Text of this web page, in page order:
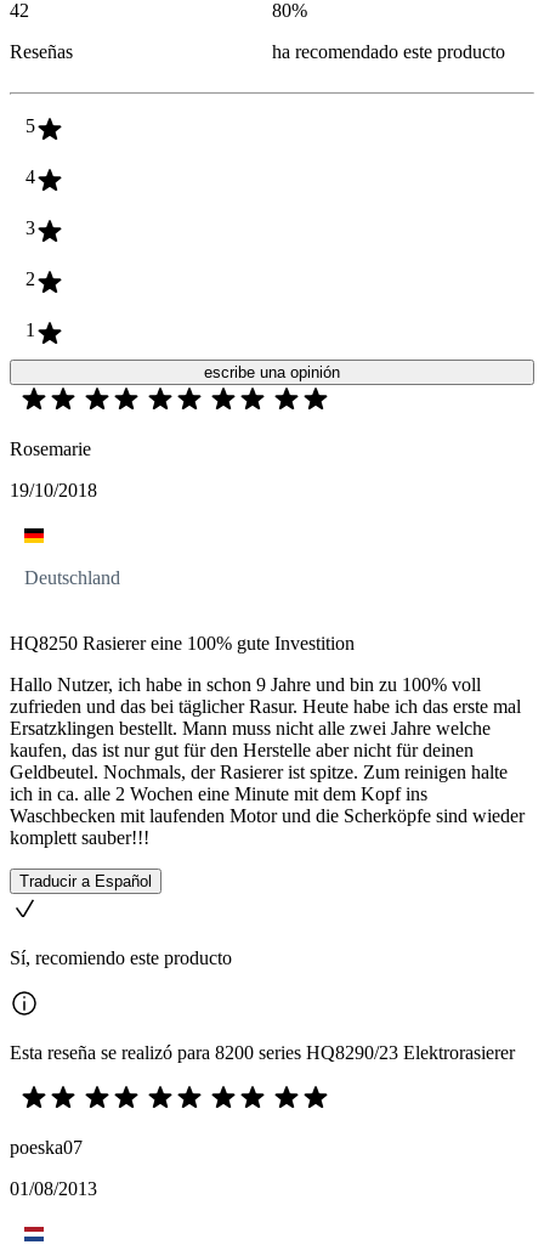
42
Reseñas
80%
ha recomendado este producto
5
4
3
2
1
escribe una opinión
Rosemarie
19/10/2018
Deutschland
HQ8250 Rasierer eine 100% gute Investition
Hallo Nutzer, ich habe in schon 9 Jahre und bin zu 100% voll
zufrieden und das bei täglicher Rasur. Heute habe ich das erste mal
Ersatzklingen bestellt. Mann muss nicht alle zwei Jahre welche
kaufen, das ist nur gut für den Herstelle aber nicht für deinen
Geldbeutel. Nochmals, der Rasierer ist spitze. Zum reinigen halte
ich in ca. alle 2 Wochen eine Minute mit dem Kopf ins
Waschbecken mit laufenden Motor und die Scherköpfe sind wieder
komplett sauber!!!
Traducir a Español
Sí, recomiendo este producto
Esta reseña se realizó para 8200 series HQ8290/23 Elektrorasierer
poeska07
01/08/2013